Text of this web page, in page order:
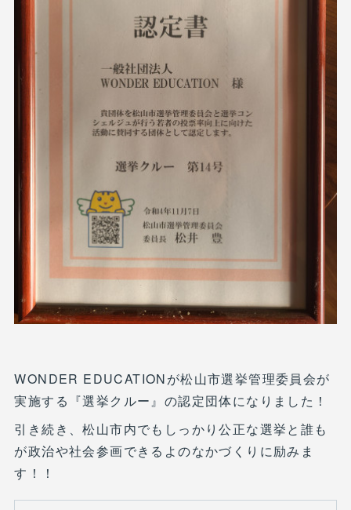
WONDER EDUCATIONが松山市選挙管理委員会が
実施する『選挙クルー』の認定団体になりました！
引き続き、松山市内でもしっかり公正な選挙と誰も
が政治や社会参画できるよのなかづくりに励みま
す！！